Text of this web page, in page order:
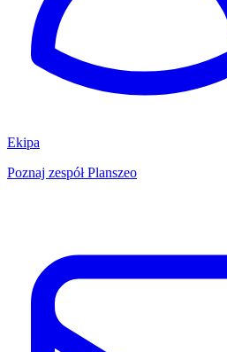
Ekipa
Poznaj zespół Planszeo